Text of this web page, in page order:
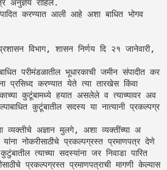
अनुज्ञेय राहिल.
करण्यात आली आहे अशा बाधित भोगव
विभाग, शासन निर्णय दि २१ जानेवारी,
परीमंडळातील भूधारकाची जमीन संपादीत कर
प्रसिध्द करण्यात येते त्या तारखेस किंवा
कुटूंबामध्ये हयात असलेले व त्याच्यावर अव
कुटूंबातील सदस्य या नात्यानी प्रकल्पग्र
व्यक्तीचे अज्ञान मुलगे, अशा व्यक्तींच्या अ
नोकरीसाठीचे प्रकल्पग्रस्त प्रमाणपत्र देणे
त्याच्या सदस्यांना जर निवाडा पारित
प्रकल्पग्रस्त प्रमाणपत्राची मागणी केल्यास